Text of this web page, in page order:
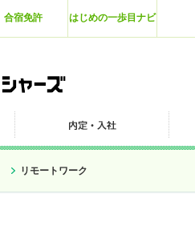
合宿免許 はじめの一歩目ナビ
リモートワーク